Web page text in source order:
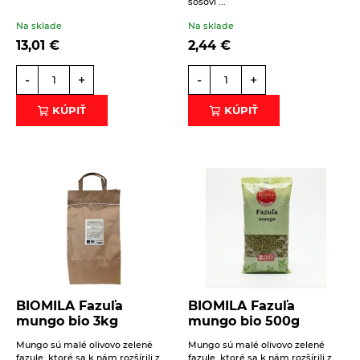
Výrobky z obilnín a polotovary
Polotovary
Výrobky z obilnín
Zmesi na varenie a pečenie
Zrná a semená
Pseudoobilniny
Semienka na nakličovanie
Strukoviny
Zdravé maškrtenie
Na sklade
13,01 €
- +
KÚPIŤ
Na sklade
2,44 €
- +
KÚPIŤ
BIOMILA Fazuľa
mungo bio 3kg
Mungo sú malé olivovo zelené
fazule, ktoré sa k nám rozšírili z
BIOMILA Fazuľa
mungo bio 500g
Mungo sú malé olivovo zelené
fazule, ktoré sa k nám rozšírili z